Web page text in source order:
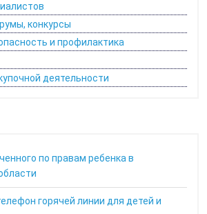
конкурсы
и профилактика
деятельности
по правам ребенка в
горячей линии для детей и